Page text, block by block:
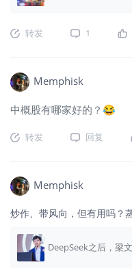
转发 1
Memphisk
中概股有哪家好的？😂
转发 回复
Memphisk
炒作、带风向，但有用吗？
DeepSeek之后，梁